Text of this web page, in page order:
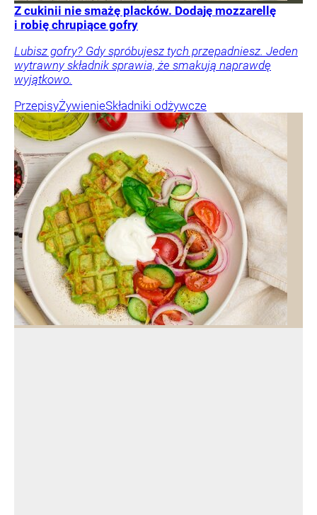
Z cukinii nie smażę placków. Dodaję mozzarellę
i robię chrupiące gofry
Lubisz gofry? Gdy spróbujesz tych przepadniesz. Jeden
wytrawny składnik sprawia, że smakują naprawdę
wyjątkowo.
PrzepisyŻywienieSkładniki odżywcze